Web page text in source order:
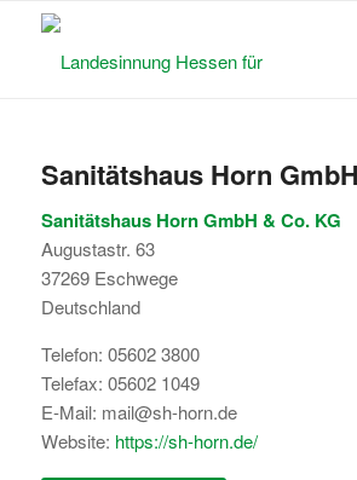
Sanitätshaus Horn
Sanitätshaus Horn GmbH & Co. KG
Augustastr. 63
37269 Eschwege
Deutschland
Telefon: 05602 3800
Telefax: 05602 1049
E-Mail: mail@sh-horn.de
Website: https://sh-horn.de/